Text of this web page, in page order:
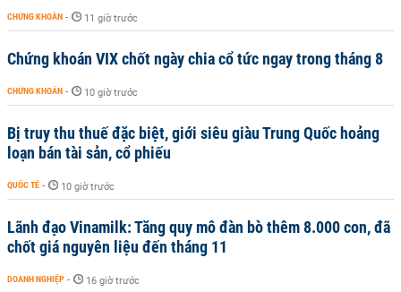
CHỨNG KHOÁN - 11 giờ trước
Chứng khoán VIX chốt ngày chia cổ tức ngay trong tháng 8
CHỨNG KHOÁN - 10 giờ trước
Bị truy thu thuế đặc biệt, giới siêu giàu Trung Quốc hoảng
loạn bán tài sản, cổ phiếu
QUỐC TẾ - 10 giờ trước
Lãnh đạo Vinamilk: Tăng quy mô đàn bò thêm 8.000 con, đã
chốt giá nguyên liệu đến tháng 11
DOANH NGHIỆP - 16 giờ trước